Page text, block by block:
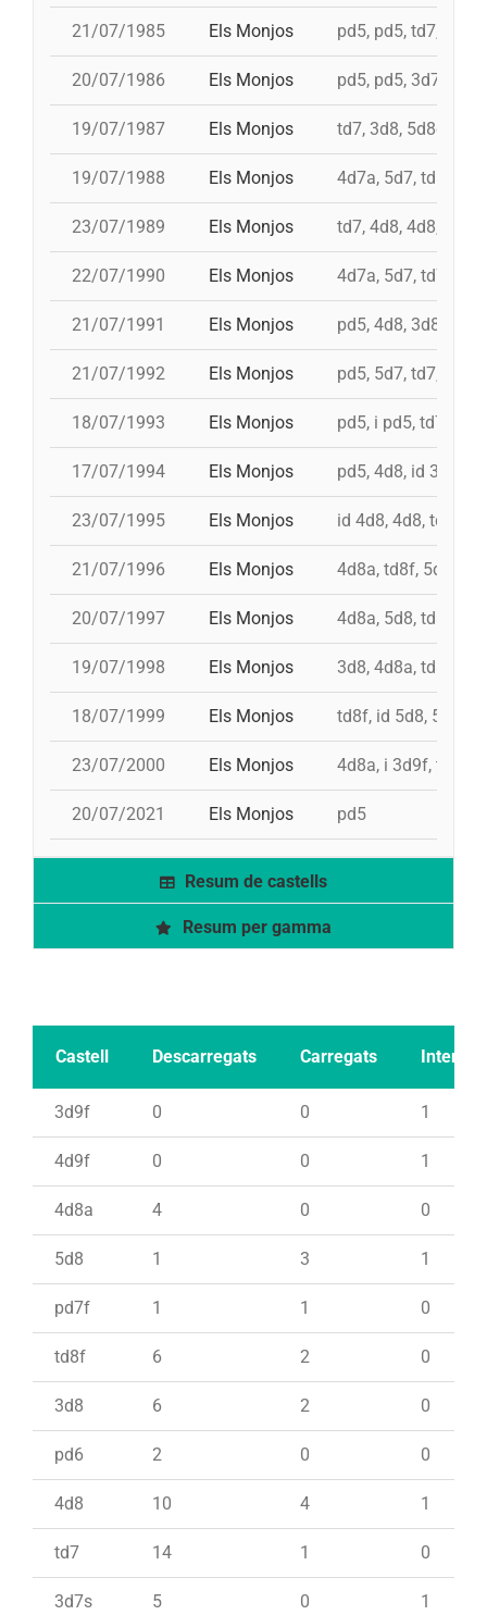
21/07/1985 Els Monjos pd5, pd5, td7, 4d8,
20/07/1986 Els Monjos pd5, pd5, 3d7s,
19/07/1987 Els Monjos td7, 3d8, 5d8c
19/07/1988 Els Monjos 4d7a, 5d7, td8fc, i
23/07/1989 Els Monjos td7, 4d8, 4d8, 3d8
22/07/1990 Els Monjos 4d7a, 5d7, td7,
21/07/1991 Els Monjos pd5, 4d8, 3d8, td8f
21/07/1992 Els Monjos pd5, 5d7, td7, 3d8c
18/07/1993 Els Monjos pd5, i pd5, td7,
17/07/1994 Els Monjos pd5, 4d8, id 3d8,
23/07/1995 Els Monjos id 4d8, 4d8, td7,
21/07/1996 Els Monjos 4d8a, td8f, 5d8c,
20/07/1997 Els Monjos 4d8a, 5d8, td8f, id
19/07/1998 Els Monjos 3d8, 4d8a, td8f,
18/07/1999 Els Monjos td8f, id 5d8, 5d8c,
23/07/2000 Els Monjos 4d8a, i 3d9f, td8f,
20/07/2021 Els Monjos pd5
Resum de castells
Resum per gamma
Castell Descarregats Carregats Intents
3d9f 0 0 1
4d9f 0 0 1
4d8a 4 0 0
5d8 1 3 1
pd7f 1 1 0
td8f 6 2 0
3d8 6 2 0
pd6 2 0 0
4d8 10 4 1
td7 14 1 0
3d7s 5 0 1